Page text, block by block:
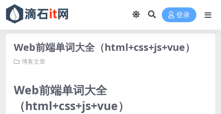
登录
Web前端单词大全（html+css+js+vue）
博客文章
Web前端单词大全
（html+css+js+vue）